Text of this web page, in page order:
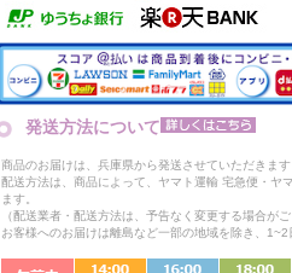
発送方法について
商品のお届けは、兵庫県から発送させていただきま
配送方法は、商品によって、ヤマト運輸 宅急便・ヤ
ます。
（配送業者・配送方法は、予告なく変更する場合が
お客様へのお届けは離島など一部の地域を除き、